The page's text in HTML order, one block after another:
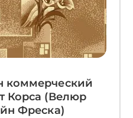
коммерческий
Корса (Велюр
Фреска)